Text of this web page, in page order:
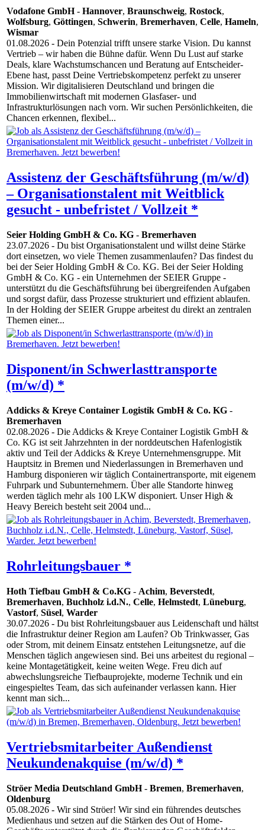
Vodafone GmbH- Hannover, Braunschweig, Rostock,
Wolfsburg, Göttingen, Schwerin, Bremerhaven, Celle, Hameln,
Wismar
01.08.2026 - Dein Potenzial trifft unsere starke Vision. Du kannst
Vertrieb – wir haben die Bühne dafür. Wenn Du Lust auf starke
Deals, klare Wachstumschancen und Beratung auf Entscheider-
Ebene hast, passt Deine Vertriebskompetenz perfekt zu unserer
Mission. Wir digitalisieren Deutschland und bringen die
Immobilienwirtschaft mit modernen Glasfaser‑ und
Infrastrukturlösungen nach vorn. Wir suchen Persönlichkeiten, die
Chancen erkennen, flexibel...
Assistenz der Geschäftsführung (m/w/d)
– Organisationstalent mit Weitblick
gesucht - unbefristet / Vollzeit *
Seier Holding GmbH & Co. KG - Bremerhaven
23.07.2026 - Du bist Organisationstalent und willst deine Stärke
dort einsetzen, wo viele Themen zusammenlaufen? Das findest du
bei der Seier Holding GmbH & Co. KG. Bei der Seier Holding
GmbH & Co. KG - ein Unternehmen der SEIER Gruppe -
unterstützt du die Geschäftsführung bei übergreifenden Aufgaben
und sorgst dafür, dass Prozesse strukturiert und effizient ablaufen.
In der Holding der SEIER Gruppe arbeitest du direkt an zentralen
Themen einer...
Disponent/in Schwerlasttransporte
(m/w/d) *
Addicks & Kreye Container Logistik GmbH & Co. KG -
Bremerhaven
02.08.2026 - Die Addicks & Kreye Container Logistik GmbH &
Co. KG ist seit Jahrzehnten in der norddeutschen Hafenlogistik
aktiv und Teil der Addicks & Kreye Unternehmensgruppe. Mit
Hauptsitz in Bremen und Niederlassungen in Bremerhaven und
Hamburg disponieren wir täglich Containertransporte, mit eigenem
Fuhrpark und Subunternehmern. Über alle Standorte hinweg
werden täglich mehr als 100 LKW disponiert. Unser High &
Heavy Bereich besteht seit 2004 und...
Rohrleitungsbauer *
Hoth Tiefbau GmbH & Co.KG - Achim, Beverstedt,
Bremerhaven, Buchholz i.d.N., Celle, Helmstedt, Lüneburg,
Vastorf, Süsel, Warder
30.07.2026 - Du bist Rohrleitungsbauer aus Leidenschaft und hältst
die Infrastruktur deiner Region am Laufen? Ob Trinkwasser, Gas
oder Strom, mit deinem Einsatz entstehen Leitungsnetze, auf die
Menschen täglich angewiesen sind. Bei uns arbeitest du regional –
keine Montagetätigkeit, keine weiten Wege. Freu dich auf
abwechslungsreiche Tiefbauprojekte, moderne Technik und ein
eingespieltes Team, das sich aufeinander verlassen kann. Hier
kennt man sich...
Vertriebsmitarbeiter Außendienst
Neukundenakquise (m/w/d) *
Ströer Media Deutschland GmbH- Bremen, Bremerhaven,
Oldenburg
05.08.2026 - Wir sind Ströer! Wir sind ein führendes deutsches
Medienhaus und setzen auf die Stärken des Out of Home-